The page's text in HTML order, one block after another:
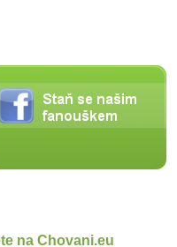
na Chovani.eu